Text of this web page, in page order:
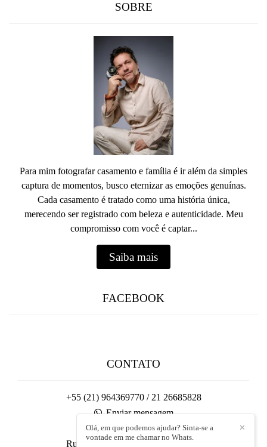
SOBRE
Para mim fotografar casamento e família é ir além da simples
captura de momentos, busco eternizar as emoções genuínas.
Cada casamento é tratado como uma história única,
merecendo ser registrado com beleza e autenticidade. Meu
compromisso com você é captar...
Saiba mais
FACEBOOK
CONTATO
+55 (21) 964369770 / 21 26685828
Enviar mensagem
contato@flaviosalgado.com.br
Rua Conde de Bonfim, 148 - Tijuca
✕
Olá, em que podemos ajudar? Sinta-se a
vontade em me chamar no Whats.